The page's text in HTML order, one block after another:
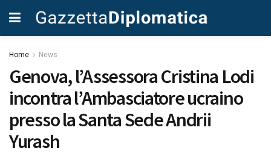
Home News
Genova, l’Assessora Cristina Lodi
incontra l’Ambasciatore ucraino
presso la Santa Sede Andrii
Yurash